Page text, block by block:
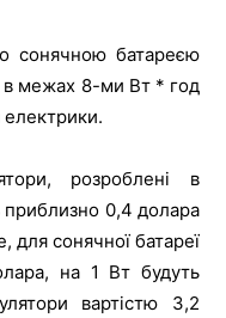
сонячною батареєю
в межах 8-ми Вт * год
електрики.
розроблені в
приблизно 0,4 долара
для сонячної батареї
на 1 Вт будуть
вартістю 3,2